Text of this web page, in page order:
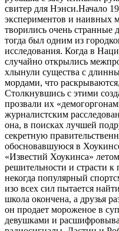
свитер для Нэнси.Начало
экспериментов и наивных
творились очень странные
тогда был одним из
исследования. Когда в
случайно открылись
хлынули существа с
мордами, что
Столкнувшись с этими
прозвали их
журналистским
она, в поисках лучшей
секретную
обосновавшуюся в
«Известий Хоукинса»
решительности и страсти
некогда популярный
изо всех сил пытается
школа окончена, а друзья
он продает мороженое в
девушками и